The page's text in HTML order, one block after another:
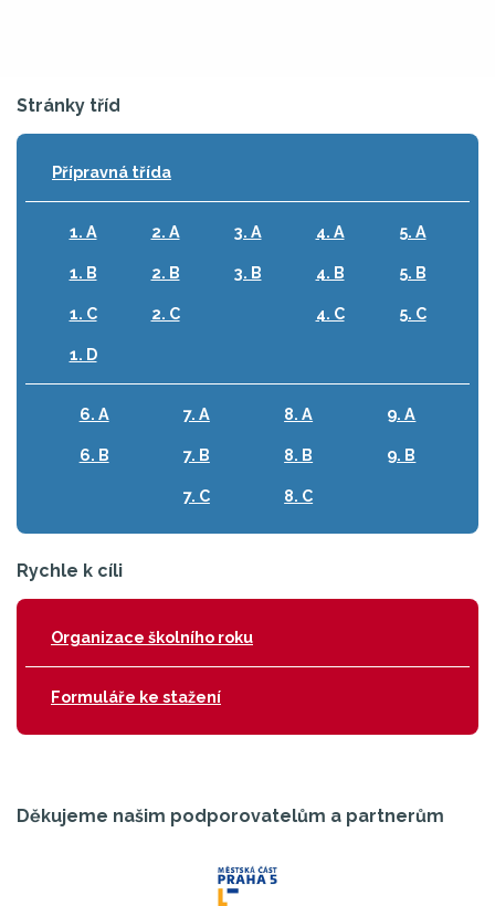
Stránky tříd
Přípravná třída
1. A
1. B
1. C
1. D
2. A
2. B
2. C
3. A
3. B
4. A
4. B
4. C
5. A
5. B
5. C
6. A
6. B
7. A
7. B
7. C
8. A
8. B
8. C
9. A
9. B
Rychle k cíli
Organizace školního roku
Formuláře ke stažení
Děkujeme našim podporovatelům a partnerům